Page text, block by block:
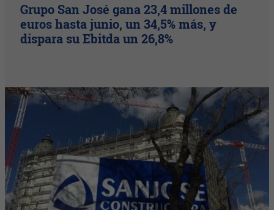
Grupo San José gana 23,4 millones de
euros hasta junio, un 34,5% más, y
dispara su Ebitda un 26,8%